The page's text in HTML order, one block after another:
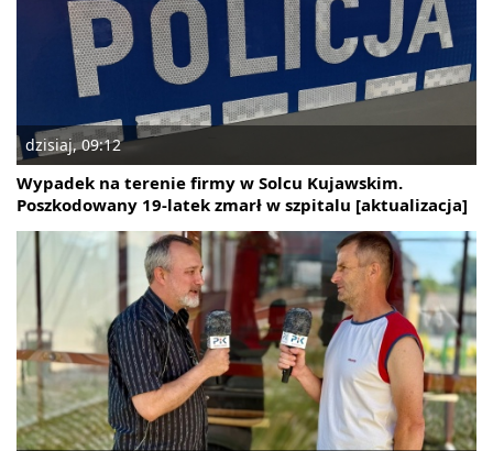
dzisiaj, 09:12
Wypadek na terenie firmy w Solcu Kujawskim.
Poszkodowany 19-latek zmarł w szpitalu [aktualizacja]